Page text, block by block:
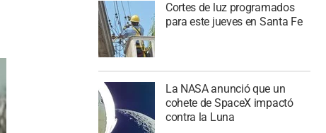
Cortes de luz programados
para este jueves en Santa Fe
La NASA anunció que un
cohete de SpaceX impactó
contra la Luna